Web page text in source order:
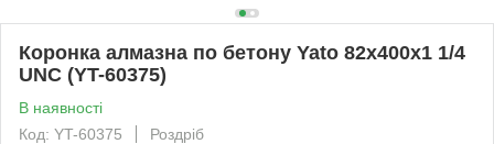
Коронка алмазна по бетону Yato 82x400x1 1/4
UNC (YT-60375)
В наявності
Код: YT-60375
Роздріб